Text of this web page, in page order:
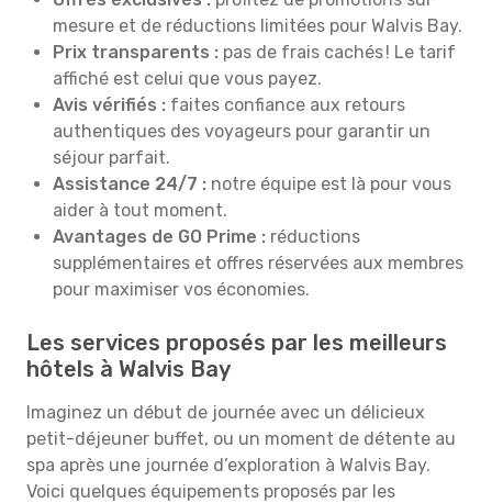
mesure et de réductions limitées pour Walvis Bay.
Prix transparents : pas de frais cachés ! Le tarif
affiché est celui que vous payez.
Avis vérifiés : faites confiance aux retours
authentiques des voyageurs pour garantir un
séjour parfait.
Assistance 24/7 : notre équipe est là pour vous
aider à tout moment.
Avantages de GO Prime : réductions
supplémentaires et offres réservées aux membres
pour maximiser vos économies.
Les services proposés par les meilleurs
hôtels à Walvis Bay
Imaginez un début de journée avec un délicieux
petit-déjeuner buffet, ou un moment de détente au
spa après une journée d’exploration à Walvis Bay.
Voici quelques équipements proposés par les